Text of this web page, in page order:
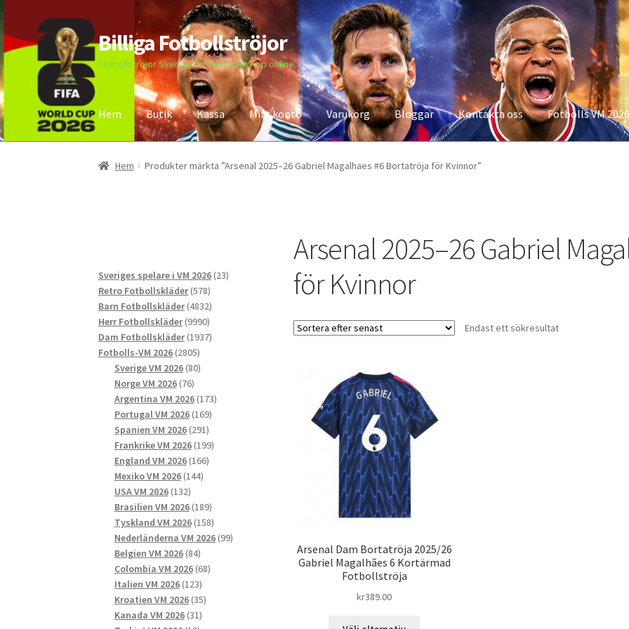
Hoppa
till
navigering
Hoppa
till
innehåll
Billiga Fotbollströjor
Fotbollströjor Sverige för Herr Barn Köp online
Hem Butik Kassa Mitt konto Varukorg Bloggar Kontakta oss Fotbolls VM 2026
Hem Bloggar Butik Kassa Kontakta oss Mitt konto Storleksguiden Varukorg
Hem Produkter märkta ”Arsenal 2025–26 Gabriel Magalhaes #6 Bortatröja för Kvinnor”
Arsenal 2025–26 Gabriel
för Kvinnor
Endast ett sökresultat
Arsenal Dam Bortatröja 2025/26
Gabriel Magalhães 6 Kortärmad
Fotbollströja
kr389.00
Sveriges spelare i VM 2026 2323
Retro Fotbollskläder 578578
produkter
Barn Fotbollskläder 48324832
produkter
Herr Fotbollskläder 99909990
produkter
Dam Fotbollskläder 19371937
Fotbolls-VM 2026 28052805
produkter
Sverige VM 2026 8080
Norge VM 2026 7676
produkter
Argentina VM 2026 173173
Portugal VM 2026 169169
produkter
Spanien VM 2026 291291
produkter
Frankrike VM 2026 199199
England VM 2026 166166
Mexiko VM 2026 144144
USA VM 2026 132132
produkter
Brasilien VM 2026 189189
produkter
Tyskland VM 2026 158158
produkter
Nederländerna VM 2026 9999
Belgien VM 2026 8484
produkter
Colombia VM 2026 6868
Italien VM 2026 123123
produkter
Kroatien VM 2026 3535
Kanada VM 2026 3131